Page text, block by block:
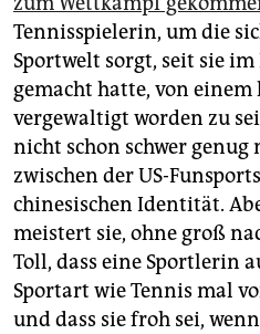
Tennisspielerin, um die
Sportwelt sorgt, seit sie
gemacht hatte, von
vergewaltigt worden zu
nicht schon schwer
zwischen der US-
chinesischen Identität.
meistert sie, ohne groß
Toll, dass eine Sportlerin
Sportart wie Tennis mal
und dass sie froh sei,